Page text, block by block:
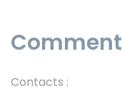
Contacts :